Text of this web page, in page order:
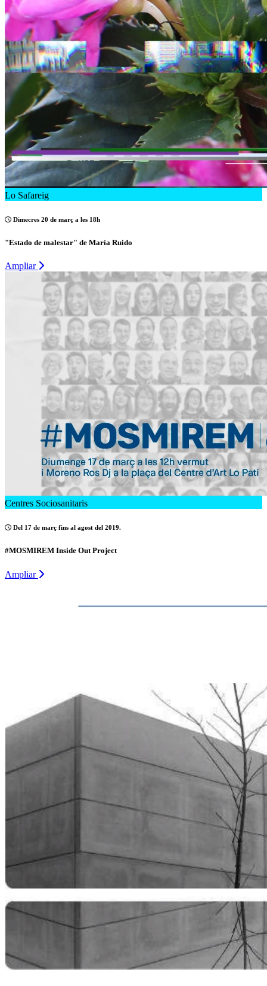
Lo Safareig
Dimecres 20 de març a les 18h
"Estado de malestar" de María Ruido
Ampliar
Centres Sociosanitaris
Del 17 de març fins al agost del 2019.
#MOSMIREM Inside Out Project
Ampliar